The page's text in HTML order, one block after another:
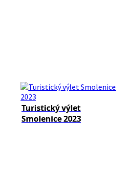
Turistický výlet
Smolenice 2023